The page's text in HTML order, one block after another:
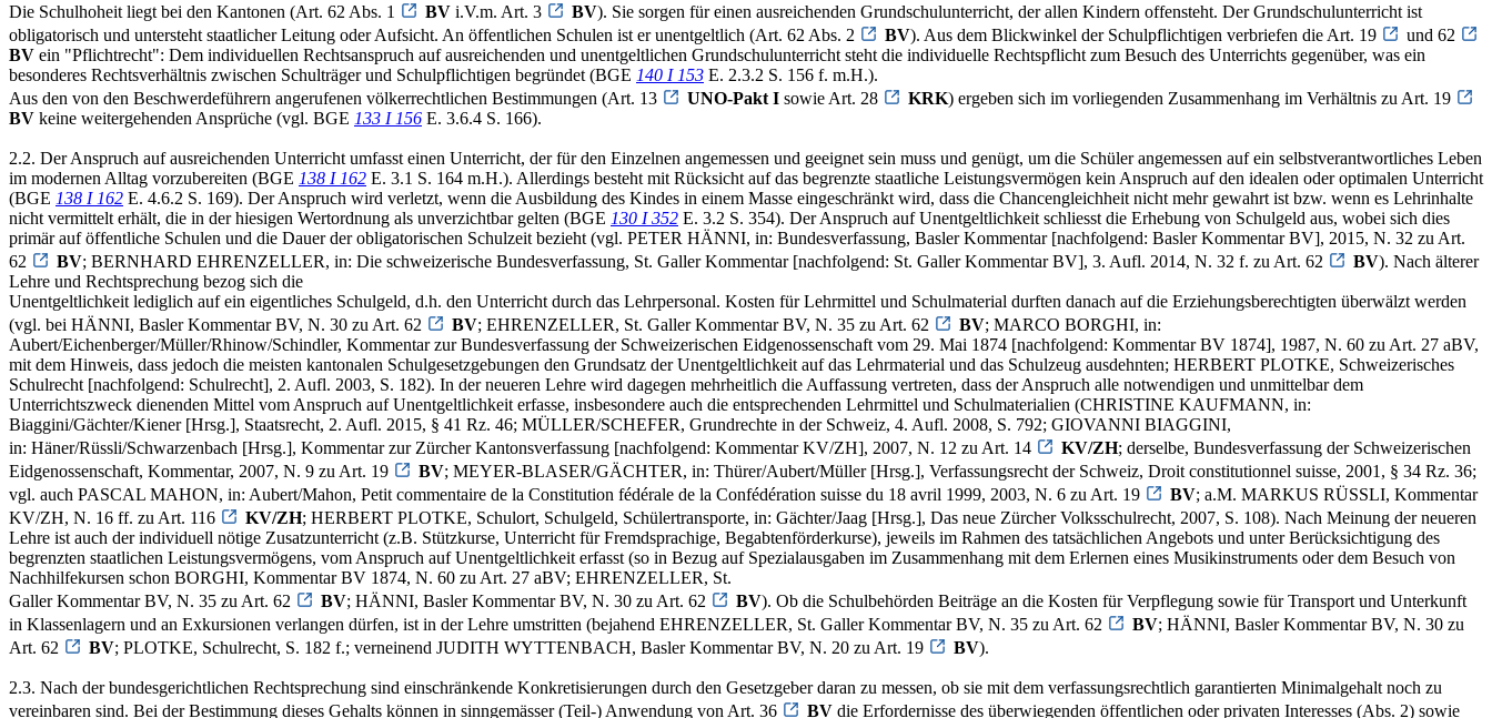
Die Schulhoheit liegt bei den Kantonen (Art. 62 Abs. 1
BV i.V.m. Art. 3 BV). Sie sorgen für einen ausreichenden Grundschulunterricht, der allen Kindern offensteht. Der Grundschulunterricht ist
obligatorisch und untersteht staatlicher Leitung oder Aufsicht. An öffentlichen Schulen ist er unentgeltlich (Art. 62 Abs. 2
BV). Aus dem Blickwinkel der Schulpflichtigen verbriefen die Art. 19
und 62
BV ein "Pflichtrecht": Dem individuellen Rechtsanspruch auf ausreichenden und unentgeltlichen Grundschulunterricht steht die individuelle Rechtspflicht zum Besuch des Unterrichts gegenüber, was ein
besonderes Rechtsverhältnis zwischen Schulträger und Schulpflichtigen begründet (BGE 140 I 153 E. 2.3.2 S. 156 f. m.H.).
Aus den von den Beschwerdeführern angerufenen völkerrechtlichen Bestimmungen (Art. 13
UNO-Pakt I sowie Art. 28 KRK) ergeben sich im vorliegenden Zusammenhang im Verhältnis zu Art. 19
BV keine weitergehenden Ansprüche (vgl. BGE 133 I 156 E. 3.6.4 S. 166).
2.2. Der Anspruch auf ausreichenden Unterricht umfasst einen Unterricht, der für den Einzelnen angemessen und geeignet sein muss und genügt, um die Schüler angemessen auf ein selbstverantwortliches Leben
im modernen Alltag vorzubereiten (BGE 138 I 162 E. 3.1 S. 164 m.H.). Allerdings besteht mit Rücksicht auf das begrenzte staatliche Leistungsvermögen kein Anspruch auf den idealen oder optimalen Unterricht
(BGE 138 I 162 E. 4.6.2 S. 169). Der Anspruch wird verletzt, wenn die Ausbildung des Kindes in einem Masse eingeschränkt wird, dass die Chancengleichheit nicht mehr gewahrt ist bzw. wenn es Lehrinhalte
nicht vermittelt erhält, die in der hiesigen Wertordnung als unverzichtbar gelten (BGE 130 I 352 E. 3.2 S. 354). Der Anspruch auf Unentgeltlichkeit schliesst die Erhebung von Schulgeld aus, wobei sich dies
primär auf öffentliche Schulen und die Dauer der obligatorischen Schulzeit bezieht (vgl. PETER HÄNNI, in: Bundesverfassung, Basler Kommentar [nachfolgend: Basler Kommentar BV], 2015, N. 32 zu Art.
62
BV; BERNHARD EHRENZELLER, in: Die schweizerische Bundesverfassung, St. Galler Kommentar [nachfolgend: St. Galler Kommentar BV], 3. Aufl. 2014, N. 32 f. zu Art. 62 BV). Nach älterer
Lehre und Rechtsprechung bezog sich die
Unentgeltlichkeit lediglich auf ein eigentliches Schulgeld, d.h. den Unterricht durch das Lehrpersonal. Kosten für Lehrmittel und Schulmaterial durften danach auf die Erziehungsberechtigten überwälzt werden
(vgl. bei HÄNNI, Basler Kommentar BV, N. 30 zu Art. 62
BV; EHRENZELLER, St. Galler Kommentar BV, N. 35 zu Art. 62 BV; MARCO BORGHI, in:
Aubert/Eichenberger/Müller/Rhinow/Schindler, Kommentar zur Bundesverfassung der Schweizerischen Eidgenossenschaft vom 29. Mai 1874 [nachfolgend: Kommentar BV 1874], 1987, N. 60 zu Art. 27 aBV,
mit dem Hinweis, dass jedoch die meisten kantonalen Schulgesetzgebungen den Grundsatz der Unentgeltlichkeit auf das Lehrmaterial und das Schulzeug ausdehnten; HERBERT PLOTKE, Schweizerisches
Schulrecht [nachfolgend: Schulrecht], 2. Aufl. 2003, S. 182). In der neueren Lehre wird dagegen mehrheitlich die Auffassung vertreten, dass der Anspruch alle notwendigen und unmittelbar dem
Unterrichtszweck dienenden Mittel vom Anspruch auf Unentgeltlichkeit erfasse, insbesondere auch die entsprechenden Lehrmittel und Schulmaterialien (CHRISTINE KAUFMANN, in:
Biaggini/Gächter/Kiener [Hrsg.], Staatsrecht, 2. Aufl. 2015, § 41 Rz. 46; MÜLLER/SCHEFER, Grundrechte in der Schweiz, 4. Aufl. 2008, S. 792; GIOVANNI BIAGGINI,
in: Häner/Rüssli/Schwarzenbach [Hrsg.], Kommentar zur Zürcher Kantonsverfassung [nachfolgend: Kommentar KV/ZH], 2007, N. 12 zu Art. 14
KV/ZH; derselbe, Bundesverfassung der Schweizerischen
Eidgenossenschaft, Kommentar, 2007, N. 9 zu Art. 19
BV; MEYER-BLASER/GÄCHTER, in: Thürer/Aubert/Müller [Hrsg.], Verfassungsrecht der Schweiz, Droit constitutionnel suisse, 2001, § 34 Rz. 36;
vgl. auch PASCAL MAHON, in: Aubert/Mahon, Petit commentaire de la Constitution fédérale de la Confédération suisse du 18 avril 1999, 2003, N. 6 zu Art. 19
BV; a.M. MARKUS RÜSSLI, Kommentar
KV/ZH, N. 16 ff. zu Art. 116
KV/ZH; HERBERT PLOTKE, Schulort, Schulgeld, Schülertransporte, in: Gächter/Jaag [Hrsg.], Das neue Zürcher Volksschulrecht, 2007, S. 108). Nach Meinung der neueren
Lehre ist auch der individuell nötige Zusatzunterricht (z.B. Stützkurse, Unterricht für Fremdsprachige, Begabtenförderkurse), jeweils im Rahmen des tatsächlichen Angebots und unter Berücksichtigung des
begrenzten staatlichen Leistungsvermögens, vom Anspruch auf Unentgeltlichkeit erfasst (so in Bezug auf Spezialausgaben im Zusammenhang mit dem Erlernen eines Musikinstruments oder dem Besuch von
Nachhilfekursen schon BORGHI, Kommentar BV 1874, N. 60 zu Art. 27 aBV; EHRENZELLER, St.
Galler Kommentar BV, N. 35 zu Art. 62
BV; HÄNNI, Basler Kommentar BV, N. 30 zu Art. 62 BV). Ob die Schulbehörden Beiträge an die Kosten für Verpflegung sowie für Transport und Unterkunft
in Klassenlagern und an Exkursionen verlangen dürfen, ist in der Lehre umstritten (bejahend EHRENZELLER, St. Galler Kommentar BV, N. 35 zu Art. 62
BV; HÄNNI, Basler Kommentar BV, N. 30 zu
Art. 62
BV; PLOTKE, Schulrecht, S. 182 f.; verneinend JUDITH WYTTENBACH, Basler Kommentar BV, N. 20 zu Art. 19 BV).
2.3. Nach der bundesgerichtlichen Rechtsprechung sind einschränkende Konkretisierungen durch den Gesetzgeber daran zu messen, ob sie mit dem verfassungsrechtlich garantierten Minimalgehalt noch zu
vereinbaren sind. Bei der Bestimmung dieses Gehalts können in sinngemässer (Teil-) Anwendung von Art. 36
BV die Erfordernisse des überwiegenden öffentlichen oder privaten Interesses (Abs. 2) sowie